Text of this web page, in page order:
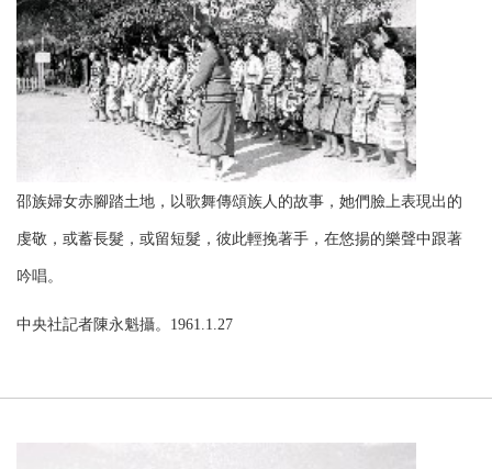
邵族婦女赤腳踏土地，以歌舞傳頌族人的故事，她們臉上表現出的
虔敬，或蓄長髮，或留短髮，彼此輕挽著手，在悠揚的樂聲中跟著
吟唱。
中央社記者陳永魁攝。1961.1.27